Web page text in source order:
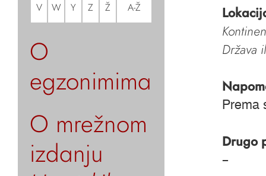
V W Y Z Ž A-Ž
O
egzonimima
O mrežnom
izdanju
Država
Prema
Drugo
–